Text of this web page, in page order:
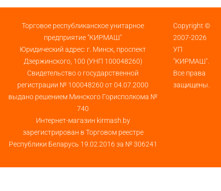
Торговое республиканское унитарное
предприятие "КИРМАШ"
Юридический адрес: г. Минск, проспект
Дзержинского, 100 (УНП 100048260)
Свидетельство о государственной
регистрации № 100048260 от 04.07.2000
выдано решением Минского Горисполкома №
740
Интернет-магазин kirmash.by
зарегистрирован в Торговом реестре
Республики Беларусь 19.02.2016 за № 306241
Copyright ©
2007-2026
УП
"КИРМАШ".
Все права
защищены.